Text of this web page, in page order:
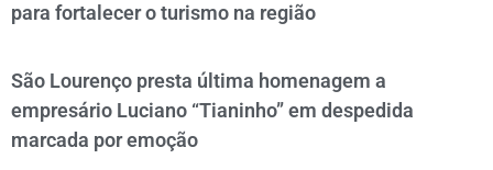
para fortalecer o turismo na região
São Lourenço presta última homenagem a
empresário Luciano “Tianinho” em despedida
marcada por emoção